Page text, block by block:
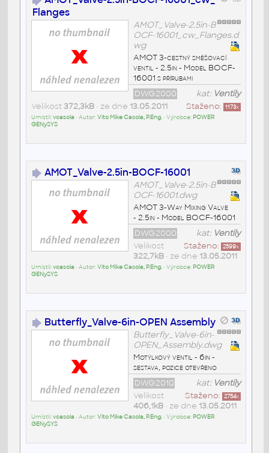
Flanges
AMOT_Valve-2.5in-B
OCF-16001_cw_Flanges.d
wg
AMOT 3-cestný směšovací
ventil - 2.5in - Model BOCF-
16001 s přírubami
kat: Ventily
DWG2000
Staženo: 1173x
Velikost372,3kB• ze dne 13.05.2011
Umístil:vcasola • Autor:Vito Mike Casola, P.Eng.• Výrobce: POWER
GENySYS
AMOT_Valve-2.5in-BOCF-16001
AMOT_Valve-2.5in-B
OCF-16001.dwg
AMOT 3-Way Mixing Valve
- 2.5in - Model BOCF-16001
kat: Ventily
DWG2000
Staženo: 2599x
Velikost
322,7kB• ze dne 13.05.2011
Umístil:vcasola • Autor:Vito Mike Casola, P.Eng.• Výrobce: POWER
GENySYS
Butterfly_Valve-6in-OPEN Assembly
Butterfly_Valve-6in-
OPEN_Assembly.dwg
Motýlkový ventil - 6in -
sestava, pozice otevřeno
kat: Ventily
DWG2010
Staženo: 2754x
Velikost
406,1kB• ze dne 13.05.2011
Umístil:vcasola • Autor:Vito Mike Casola, P.Eng.• Výrobce: POWER
GENySYS